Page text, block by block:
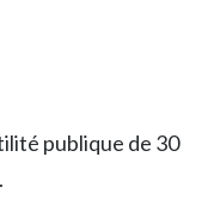
publique de 30